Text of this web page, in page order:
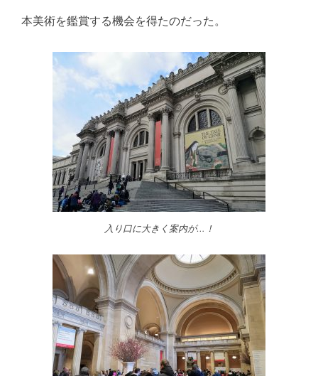
本美術を鑑賞する機会を得たのだった。
入り口に大きく案内が…！